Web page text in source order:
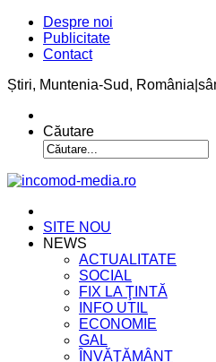
Despre noi
Publicitate
Contact
Știri, Muntenia-Sud, România
Căutare
SITE NOU
NEWS
ACTUALITATE
SOCIAL
FIX LA ŢINTĂ
INFO UTIL
ECONOMIE
GAL
ÎNVĂŢĂMÂNT